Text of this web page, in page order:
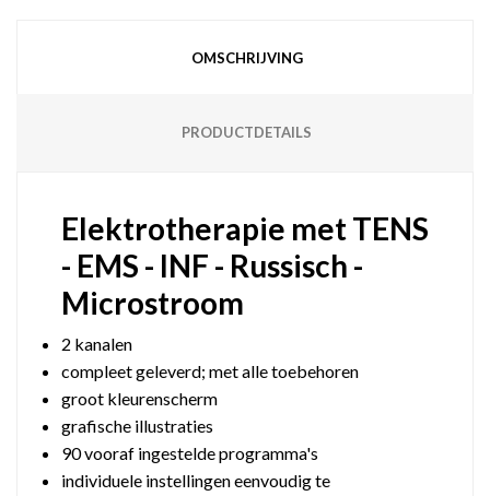
OMSCHRIJVING
PRODUCTDETAILS
Elektrotherapie met TENS
- EMS - INF - Russisch -
Microstroom
2 kanalen
compleet geleverd; met alle toebehoren
groot kleurenscherm
grafische illustraties
90 vooraf ingestelde programma's
individuele instellingen eenvoudig te